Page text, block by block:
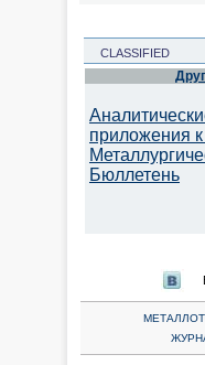
CLASSIFIED
приложения
Бюллетень